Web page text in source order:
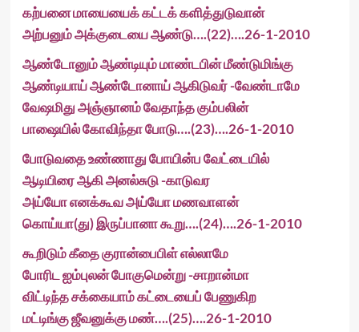
கற்பனை மாயையைக் கட்டக் களித்துடுவான்
அற்பனும் அக்குடையை ஆண்டு….(22)….26-1-2010
ஆண்டோனும் ஆண்டியும் மாண்டபின் மீண்டுமிங்கு
ஆண்டியாய் ஆண்டோனாய் ஆகிடுவர் -வேண்டாமே
வேஷமிது அஞ்ஞானம் வேதாந்த கும்பலின்
பாஷையில் கோவிந்தா போடு….(23)….26-1-2010
போடுவதை உண்ணாது போயின்ப வேட்டையில்
ஆடியிரை ஆகி அனல்சுடு -காடுவர
அய்யோ எனக்கூவ அய்யோ மணவாளன்
கொய்யா(து) இருப்பானா கூறு….(24)….26-1-2010
கூறிடும் கீதை குரான்பைபிள் எல்லாமே
போரிட ஐம்புலன் போகுமென்று -சாறான்மா
விட்டிந்த சக்கையாம் கட்டையைப் பேணுகிற
மட்டிங்கு ஜீவனுக்கு மண்….(25)….26-1-2010